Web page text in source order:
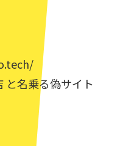
と名乗る偽サイト